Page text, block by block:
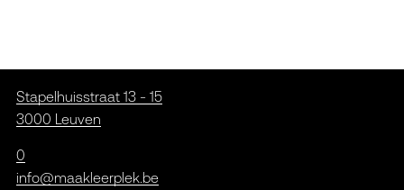
Stapelhuisstraat 13 - 15
3000 Leuven
0
info@maakleerplek.be